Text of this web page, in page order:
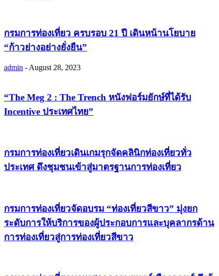
กรมการท่องเที่ยว ครบรอบ 21 ปี เดินหน้านโยบาย
“ก้าวย่างอย่างยั่งยืน”
admin - August 28, 2023
“The Meg 2 : The Trench หนังฟอร์มยักษ์ที่ได้รับ
Incentive ประเทศไทย”
กรมการท่องเที่ยวเดินเกมรุกจัดคลินิกท่องเที่ยวทั่ว
ประเทศ ดึงชุมชนเข้าสู่มาตรฐานการท่องเที่ยว
กรมการท่องเที่ยวจัดอบรม “ท่องเที่ยวสีขาว” มุ่งยก
ระดับการให้บริการของผู้ประกอบการและบุคลากรด้าน
การท่องเที่ยวสู่การท่องเที่ยวสีขาว